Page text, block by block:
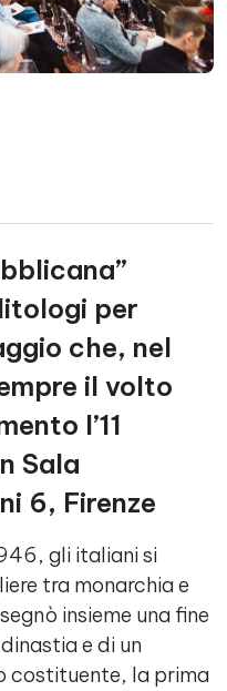
per
che, nel
il volto
l’11
Sala
6, Firenze
gli italiani si
tra monarchia e
insieme una fine
e di un
costituente, la prima